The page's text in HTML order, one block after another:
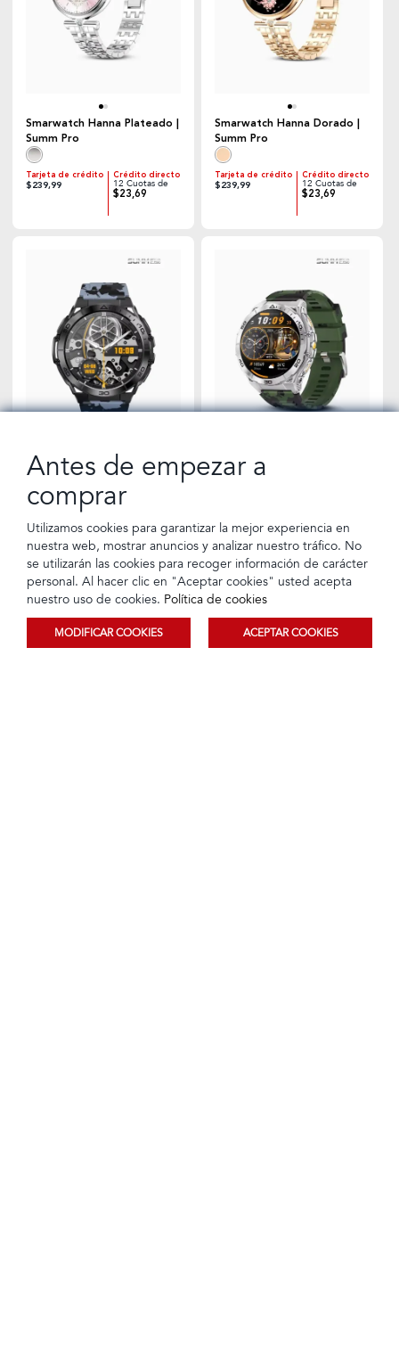
Smarwatch Hanna Plateado |
Summ Pro
Tarjeta de crédito
$239,99
Crédito directo
12 Cuotas de
$23,69
Smarwatch Hanna Dorado |
Summ Pro
Tarjeta de crédito
$239,99
Crédito directo
12 Cuotas de
$23,69
Azul | Summ Pro
Tarjeta de crédito
$290,00
Crédito directo
12 Cuotas de
$28,62
Tarjeta de crédito
$290,00
Crédito directo
12 Cuotas de
$28,62
Filtrar
Antes de empezar a
comprar
Utilizamos cookies para garantizar la mejor experiencia en
nuestra web, mostrar anuncios y analizar nuestro tráfico. No
se utilizarán las cookies para recoger información de carácter
personal. Al hacer clic en "Aceptar cookies" usted acepta
nuestro uso de cookies. Política de cookies
MODIFICAR COOKIES ACEPTAR COOKIES